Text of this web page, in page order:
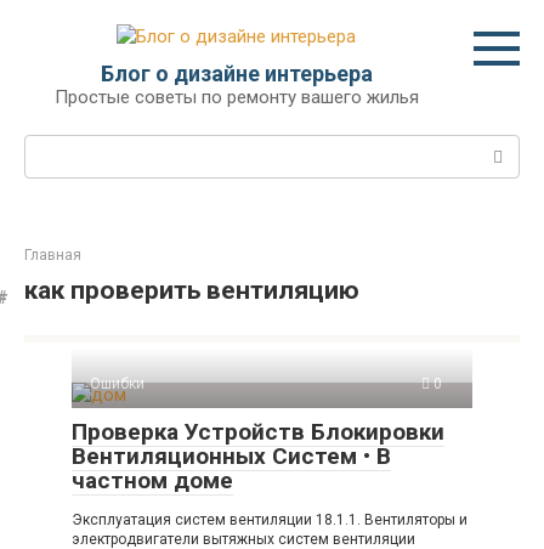
Блог о дизайне интерьера
Простые советы по ремонту вашего жилья
Поиск:
Главная
как проверить вентиляцию
Ошибки 0
Проверка Устройств Блокировки
Вентиляционных Систем • В
частном доме
Эксплуатация систем вентиляции 18.1.1. Вентиляторы и
электродвигатели вытяжных систем вентиляции